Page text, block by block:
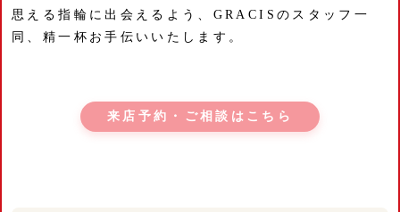
思える指輪に出会えるよう、GRACISのスタッフ一
同、精一杯お手伝いいたします。
来店予約・ご相談はこちら